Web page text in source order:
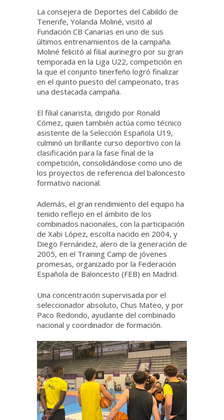
La consejera de Deportes del Cabildo de
Tenerife, Yolanda Moliné, visitó al
Fundación CB Canarias en uno de sus
últimos entrenamientos de la campaña.
Moliné felicitó al filial aurinegro por su gran
temporada en la Liga U22, competición en
la que el conjunto tinerfeño logró finalizar
en el quinto puesto del campeonato, tras
una destacada campaña.
El filial canarista, dirigido por Ronald
Cómez, quien también actúa como técnico
asistente de la Selección Española U19,
culminó un brillante curso deportivo con la
clasificación para la fase final de la
competición, consolidándose como uno de
los proyectos de referencia del baloncesto
formativo nacional.
Además, el gran rendimiento del equipo ha
tenido reflejo en el ámbito de los
combinados nacionales, con la participación
de Xabi López, escolta nacido en 2004, y
Diego Fernández, alero de la generación de
2005, en el Training Camp de jóvenes
promesas, organizado por la Federación
Española de Baloncesto (FEB) en Madrid.
Una concentración supervisada por el
seleccionador absoluto, Chus Mateo, y por
Paco Redondo, ayudante del combinado
nacional y coordinador de formación.